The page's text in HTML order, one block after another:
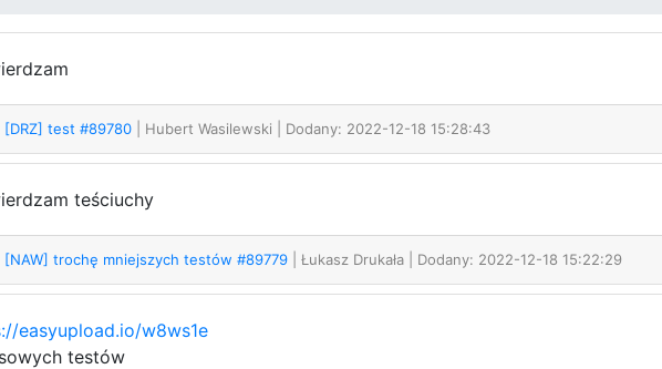
[DRZ] test #89780 | Hubert Wasilewski | Dodany: 2022-12-18 15:28:43
teściuchy
[NAW] trochę mniejszych testów #89779 | Łukasz Drukała | Dodany: 2022-12-18 15:22:29
easyupload.io/w8ws1e
testów